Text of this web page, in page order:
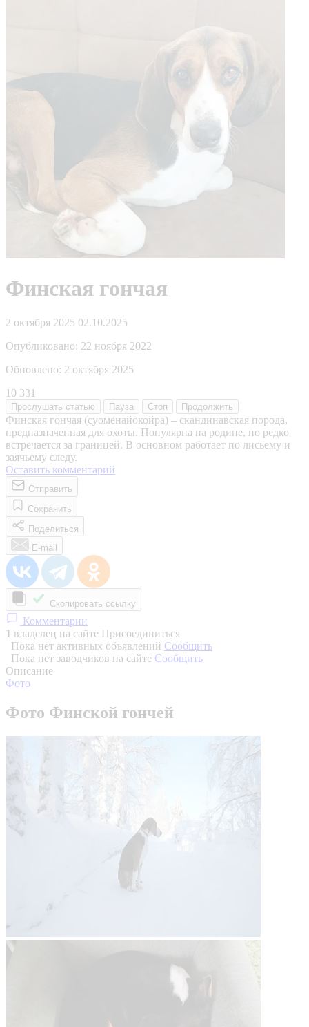
Финская гончая
2 октября 2025 02.10.2025
Опубликовано: 22 ноября 2022
Обновлено: 2 октября 2025
10 331
Прослушать статью Пауза Стоп Продолжить
Финская гончая (суоменайокойра) – скандинавская порода,
предназначенная для охоты. Популярна на родине, но редко
встречается за границей. В основном работает по лисьему и
заячьему следу.
Оставить комментарий
Отправить
Сохранить
Поделиться
E-mail
Скопировать ссылку
Комментарии
1 владелец на сайте Присоединиться
Пока нет активных объявлений Сообщить
Пока нет заводчиков на сайте Сообщить
Описание
Фото
Фото Финской гончей